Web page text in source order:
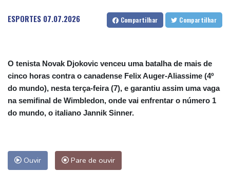
ESPORTES 07.07.2026 Compartilhar Compartilhar
O tenista Novak Djokovic venceu uma batalha de mais de
cinco horas contra o canadense Felix Auger-Aliassime (4º
do mundo), nesta terça-feira (7), e garantiu assim uma vaga
na semifinal de Wimbledon, onde vai enfrentar o número 1
do mundo, o italiano Jannik Sinner.
Ouvir Pare de ouvir